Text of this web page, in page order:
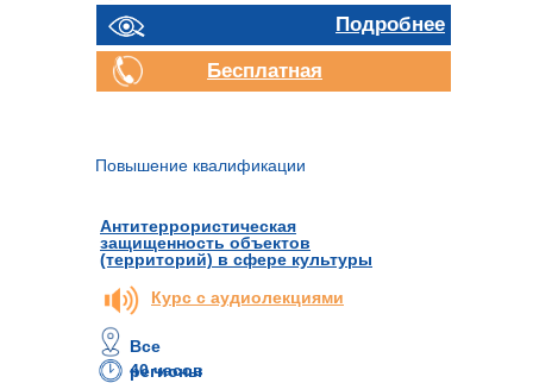
Антитеррористическая
защищенность объектов
(территорий) в сфере культуры
Подробнее
Бесплатная
Повышение квалификации
40 часов
Все
регионы
Курс с аудиолекциями